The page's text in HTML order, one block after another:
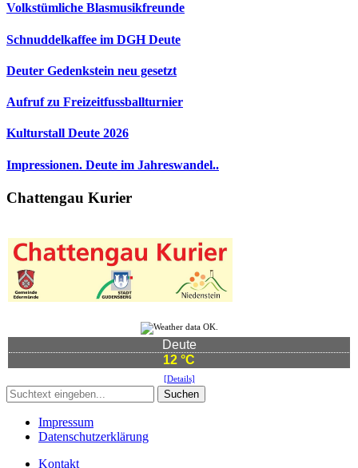
Volkstümliche Blasmusikfreunde
Schnuddelkaffee im DGH Deute
Deuter Gedenkstein neu gesetzt
Aufruf zu Freizeitfussballturnier
Kulturstall Deute 2026
Impressionen. Deute im Jahreswandel..
Chattengau Kurier
Deute
12 °C
[Details]
Suchen
Impressum
Datenschutzerklärung
Kontakt